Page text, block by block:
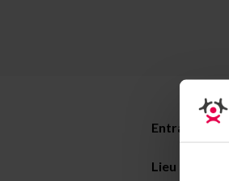
Entraîneur :
Lieu :